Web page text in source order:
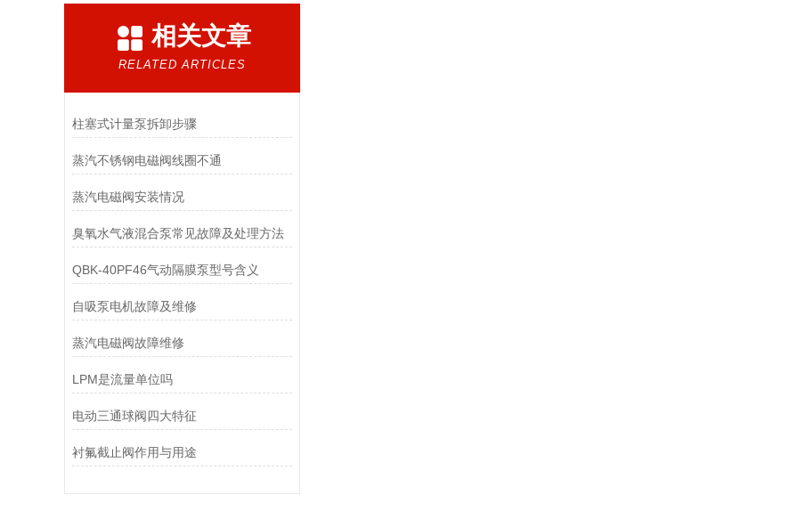
相关文章
RELATED ARTICLES
柱塞式计量泵拆卸步骤
蒸汽不锈钢电磁阀线圈不通
蒸汽电磁阀安装情况
臭氧水气液混合泵常见故障及处理方法
QBK-40PF46气动隔膜泵型号含义
自吸泵电机故障及维修
蒸汽电磁阀故障维修
LPM是流量单位吗
电动三通球阀四大特征
衬氟截止阀作用与用途